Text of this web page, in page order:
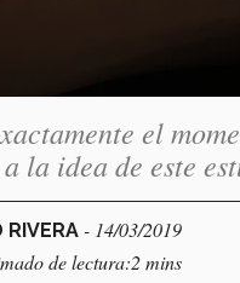
el
la idea de este
RIVERA - 14/03/2019
de lectura:2 mins